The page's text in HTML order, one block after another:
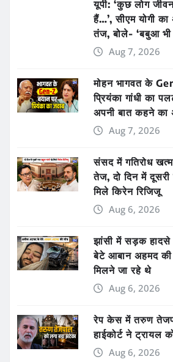
यूपी: ‘कुछ लोग
हैं…’, सीएम योगी
तंज, बोले- ‘बबुआ
Aug 7, 2026
मोहन भागवत के
प्रियंका गांधी का
अपनी बात कहने का
Aug 7, 2026
संसद में गतिरोध
तेज, दो दिन में दूसरी
मिले किरेन रिजिजू
Aug 6, 2026
झांसी में सड़क
बेटे आबान अहमद की
मिलने जा रहे थे
Aug 6, 2026
रेप केस में तरुण
हाईकोर्ट ने ट्रायल
Aug 6, 2026